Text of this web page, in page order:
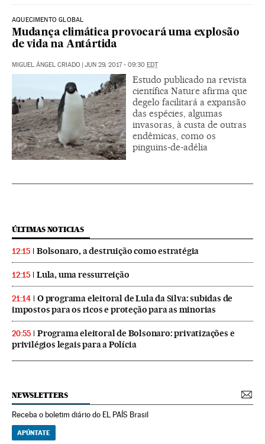
AQUECIMENTO GLOBAL
Mudança climática provocará uma explosão
de vida na Antártida
MIGUEL ÁNGEL CRIADO | JUN 29, 2017 - 09:30 EDT
Estudo publicado na revista
científica Nature afirma que
degelo facilitará a expansão
das espécies, algumas
invasoras, à custa de outras
endêmicas, como os
pinguins-de-adélia
ÚLTIMAS NOTICIAS
12:15 Bolsonaro, a destruição como estratégia
12:15 Lula, uma ressurreição
21:14
O programa eleitoral de Lula da Silva: subidas de
impostos para os ricos e proteção para as minorias
20:55
Programa eleitoral de Bolsonaro: privatizações e
privilégios legais para a Polícia
NEWSLETTERS
Receba o boletim diário do EL PAÍS Brasil
APÚNTATE